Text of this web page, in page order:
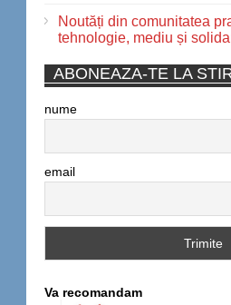
Noutăți din comunitatea
tehnologie, mediu și
ABONEAZA-TE LA
nume
email
Va recomandam